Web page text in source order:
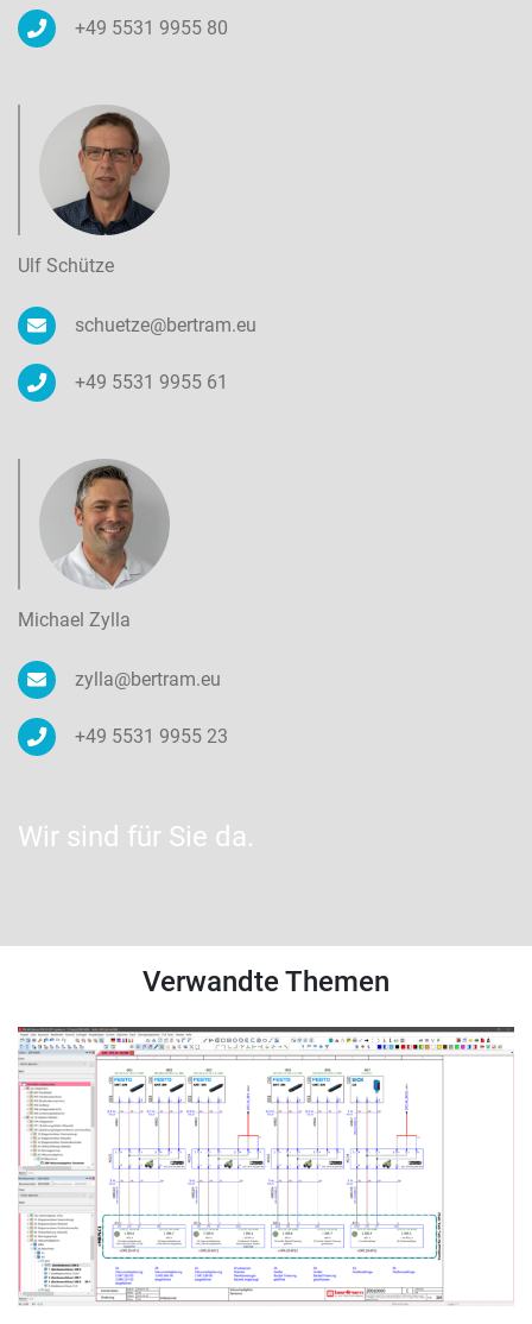
+49 5531 9955 80
Ulf Schütze
schuetze@bertram.eu
+49 5531 9955 61
Michael Zylla
zylla@bertram.eu
+49 5531 9955 23
Wir sind für Sie da.
Verwandte Themen